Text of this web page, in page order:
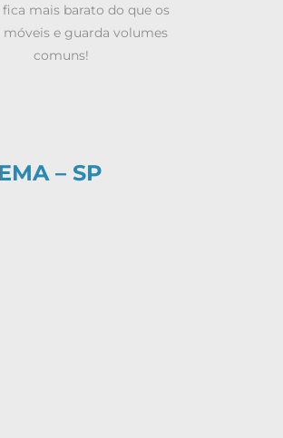
mais barato do que os
e guarda volumes
comuns!
– SP